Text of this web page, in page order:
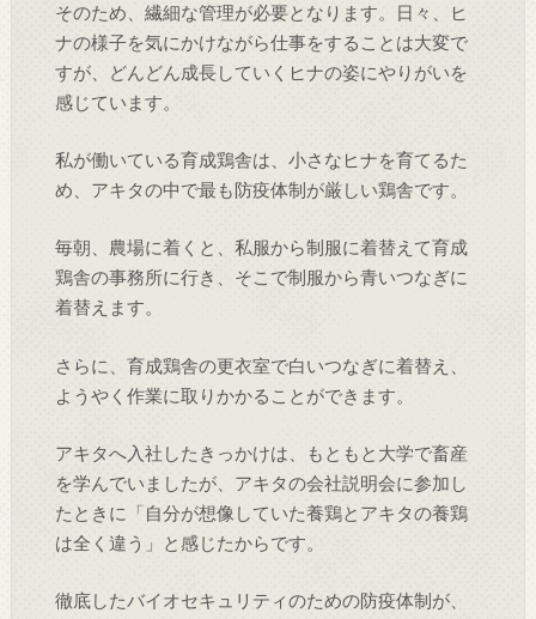
そのため、繊細な管理が必要となります。日々、ヒ
ナの様子を気にかけながら仕事をすることは大変で
すが、どんどん成長していくヒナの姿にやりがいを
感じています。
私が働いている育成鶏舎は、小さなヒナを育てるた
め、アキタの中で最も防疫体制が厳しい鶏舎です。
毎朝、農場に着くと、私服から制服に着替えて育成
鶏舎の事務所に行き、そこで制服から青いつなぎに
着替えます。
さらに、育成鶏舎の更衣室で白いつなぎに着替え、
ようやく作業に取りかかることができます。
アキタへ入社したきっかけは、もともと大学で畜産
を学んでいましたが、アキタの会社説明会に参加し
たときに「自分が想像していた養鶏とアキタの養鶏
は全く違う」と感じたからです。
徹底したバイオセキュリティのための防疫体制が、